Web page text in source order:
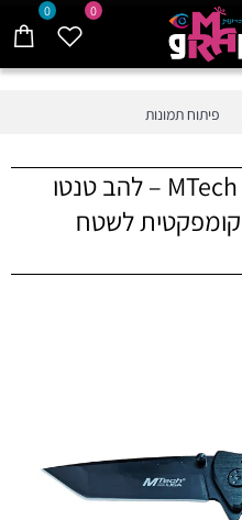
0 0
פיתוח תמונות
אולר טקטי מתקפל MTech USA – להב טנטו
כיס קומפקטית לשטח